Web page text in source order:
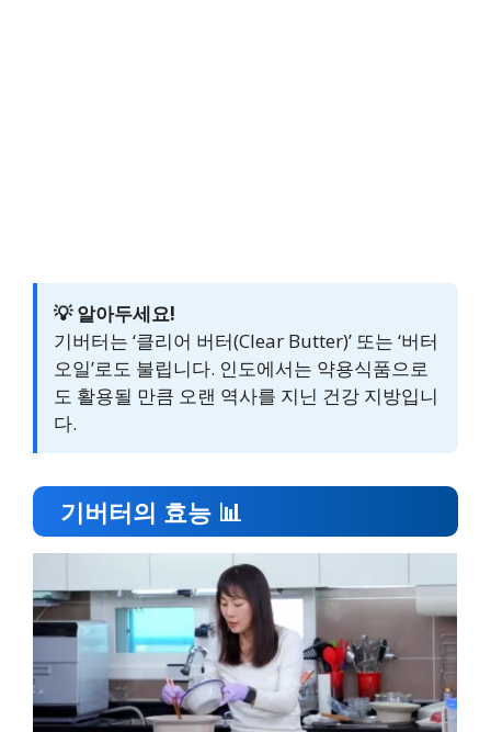
💡 알아두세요!
기버터는 ‘클리어 버터(Clear Butter)’ 또는 ‘버터
오일’로도 불립니다. 인도에서는 약용식품으로
도 활용될 만큼 오랜 역사를 지닌 건강 지방입니
다.
기버터의 효능 📊